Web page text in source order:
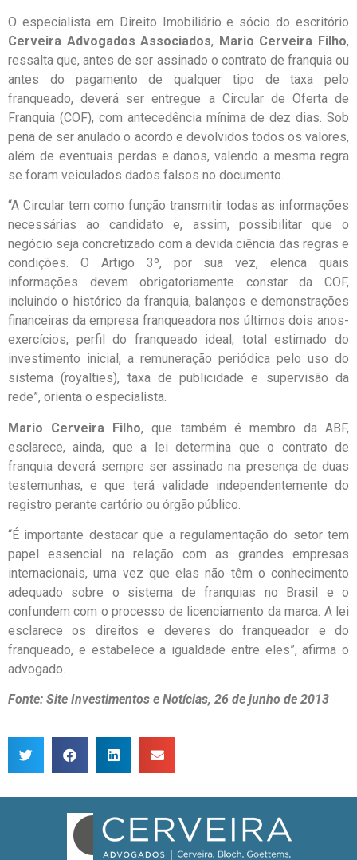
O especialista em Direito Imobiliário e sócio do escritório
Cerveira Advogados Associados, Mario Cerveira Filho,
ressalta que, antes de ser assinado o contrato de franquia ou
antes do pagamento de qualquer tipo de taxa pelo
franqueado, deverá ser entregue a Circular de Oferta de
Franquia (COF), com antecedência mínima de dez dias. Sob
pena de ser anulado o acordo e devolvidos todos os valores,
além de eventuais perdas e danos, valendo a mesma regra
se foram veiculados dados falsos no documento.
“A Circular tem como função transmitir todas as informações
necessárias ao candidato e, assim, possibilitar que o
negócio seja concretizado com a devida ciência das regras e
condições. O Artigo 3º, por sua vez, elenca quais
informações devem obrigatoriamente constar da COF,
incluindo o histórico da franquia, balanços e demonstrações
financeiras da empresa franqueadora nos últimos dois anos-
exercícios, perfil do franqueado ideal, total estimado do
investimento inicial, a remuneração periódica pelo uso do
sistema (royalties), taxa de publicidade e supervisão da
rede”, orienta o especialista.
Mario Cerveira Filho, que também é membro da ABF,
esclarece, ainda, que a lei determina que o contrato de
franquia deverá sempre ser assinado na presença de duas
testemunhas, e que terá validade independentemente do
registro perante cartório ou órgão público.
“É importante destacar que a regulamentação do setor tem
papel essencial na relação com as grandes empresas
internacionais, uma vez que elas não têm o conhecimento
adequado sobre o sistema de franquias no Brasil e o
confundem com o processo de licenciamento da marca. A lei
esclarece os direitos e deveres do franqueador e do
franqueado, e estabelece a igualdade entre eles”, afirma o
advogado.
Fonte: Site Investimentos e Notícias, 26 de junho de 2013